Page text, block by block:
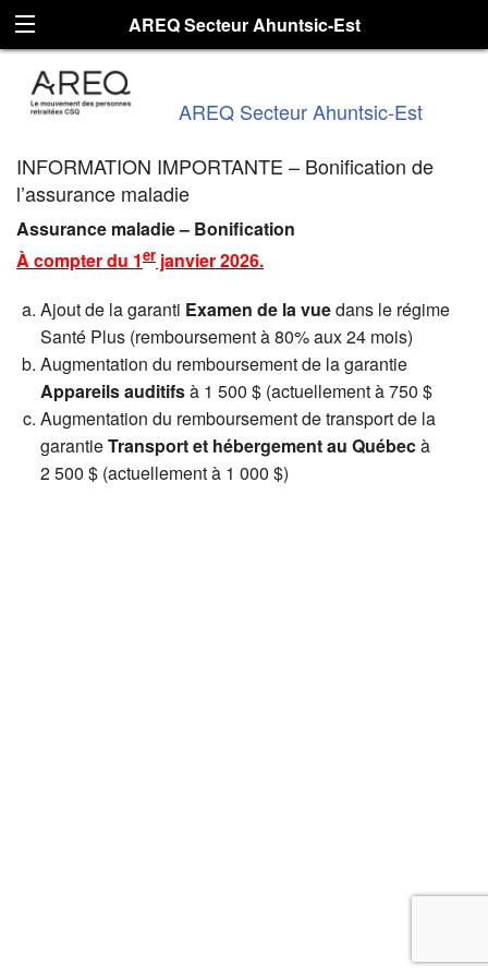
AREQ Secteur Ahuntsic-Est
AREQ Secteur Ahuntsic-Est
INFORMATION IMPORTANTE – Bonification de
l’assurance maladie
Assurance maladie – Bonification
À compter du 1er janvier 2026.
Ajout de la garanti Examen de la vuedans le régime
Santé Plus (remboursement à 80% aux 24 mois)
Augmentation du remboursement de la garantie
Appareils auditifsà 1 500 $ (actuellement à 750 $
Augmentation du remboursement de transport de la
garantieTransport et hébergement au Québecà
2 500 $ (actuellement à 1 000 $)